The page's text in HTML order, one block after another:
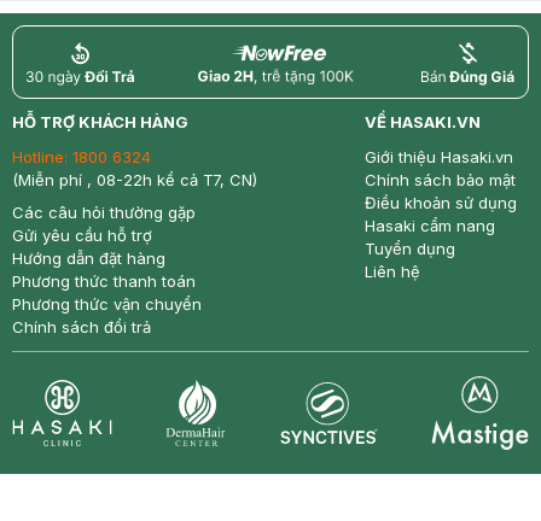
return nowfree price
HỖ TRỢ KHÁCH HÀNG
Hotline: 1800 6324
(Miễn phí , 08-22h kể cả T7, CN)
Các câu hỏi thường gặp
Gửi yêu cầu hỗ trợ
Hướng dẫn đặt hàng
Phương thức thanh toán
Phương thức vận chuyển
Chính sách đổi trả
VỀ HASAKI.VN
Giới thiệu Hasaki.vn
Chính sách bảo mật
Điều khoản sử dụng
Hasaki cẩm nang
Tuyển dụng
Liên hệ